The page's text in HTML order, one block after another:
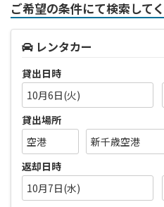
ご希望の条件にて検索して
レンタカー
貸出日時
10月6日(火)
貸出場所
返却日時
10月7日(水)